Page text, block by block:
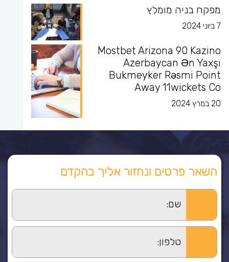
מפקח בניה מומלץ
7 ביוני 2024
Mostbet Arizona 90 Kazino
Azerbaycan Ən Yaxşı
Bukmeyker Rəsmi Point
Away 11wickets Co
20 במרץ 2024
השאר פרטים ונחזור אליך בהקדם